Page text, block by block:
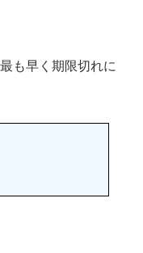
も早く期限切れに